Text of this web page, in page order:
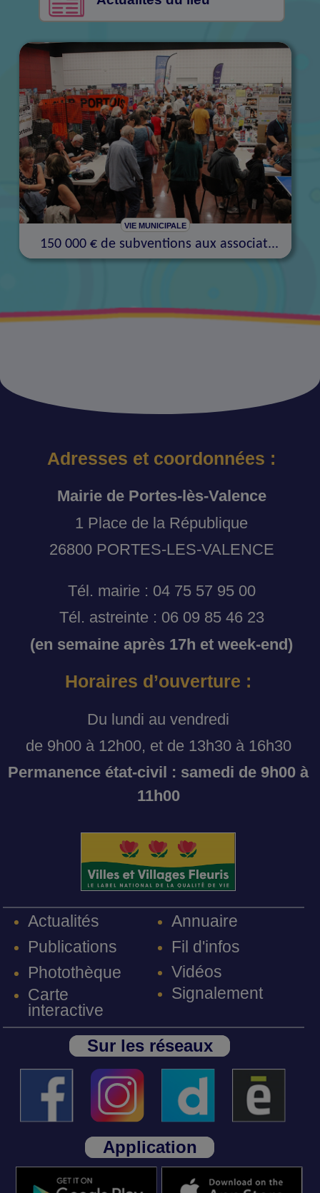
VIE MUNICIPALE
150 000 € de subventions aux associat...
Adresses et coordonnées :
Mairie de Portes-lès-Valence
1 Place de la République
26800 PORTES-LES-VALENCE
Tél. mairie : 04 75 57 95 00
Tél. astreinte : 06 09 85 46 23
(en semaine après 17h et week-end)
Horaires d’ouverture :
Du lundi au vendredi
de 9h00 à 12h00, et de 13h30 à 16h30
Permanence état-civil : samedi de 9h00 à
11h00
Actualités
Publications
Photothèque
Carte
interactive
Annuaire
Fil d'infos
Vidéos
Signalement
Sur les réseaux
Application